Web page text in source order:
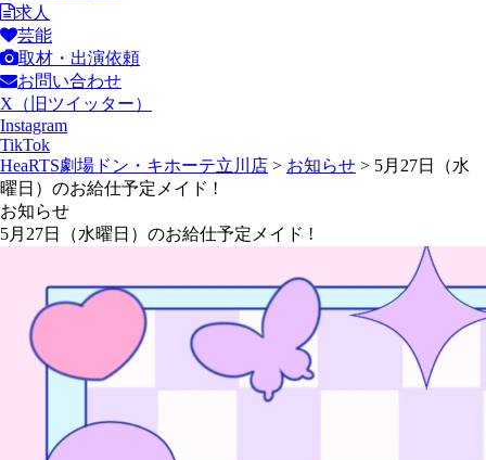
求人
芸能
取材・出演依頼
お問い合わせ
X（旧ツイッター）
Instagram
TikTok
HeaRTS劇場ドン・キホーテ立川店 > お知らせ > 5月27日（水
曜日）のお給仕予定メイド !
お知らせ
5月27日（水曜日）のお給仕予定メイド !